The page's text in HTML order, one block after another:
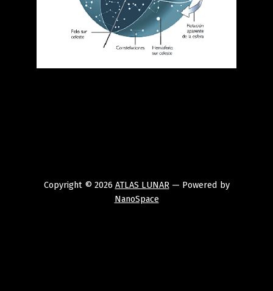
Copyright © 2026 ATLAS LUNAR— Powered by
NanoSpace